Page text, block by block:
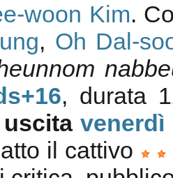
woon Kim.
, Oh Dal-
, durata
uscitavenerdì
il cattivo